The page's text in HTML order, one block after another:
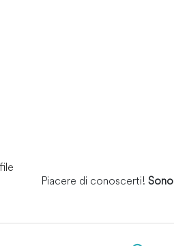
Piacere di conoscerti!